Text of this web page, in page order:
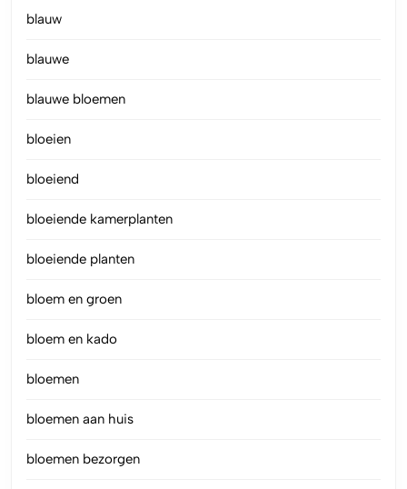
blauw
blauwe
blauwe bloemen
bloeien
bloeiend
bloeiende kamerplanten
bloeiende planten
bloem en groen
bloem en kado
bloemen
bloemen aan huis
bloemen bezorgen